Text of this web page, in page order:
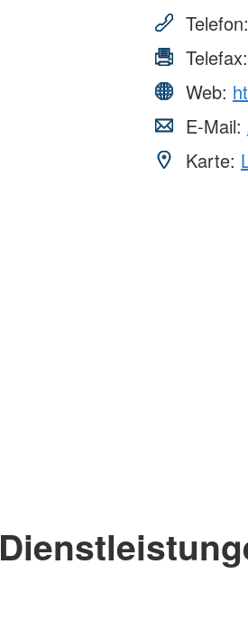
Integrationsberatung (FIB)Telefon:
Telefax:
Web:
E-Mail:
Karte: